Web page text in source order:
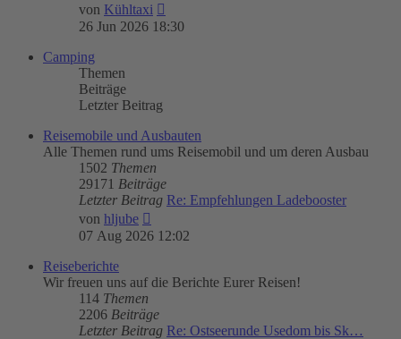
von Kühltaxi
Beitrag
26 Jun 2026 18:30
Camping
Themen
Beiträge
Letzter Beitrag
Reisemobile und Ausbauten
Alle Themen rund ums Reisemobil und um deren Ausbau
1502 Themen
29171 Beiträge
Letzter Beitrag Re: Empfehlungen Ladebooster
von hljube
Beitrag
07 Aug 2026 12:02
Reiseberichte
Wir freuen uns auf die Berichte Eurer Reisen!
114 Themen
2206 Beiträge
Letzter Beitrag Re: Ostseerunde Usedom bis Sk…